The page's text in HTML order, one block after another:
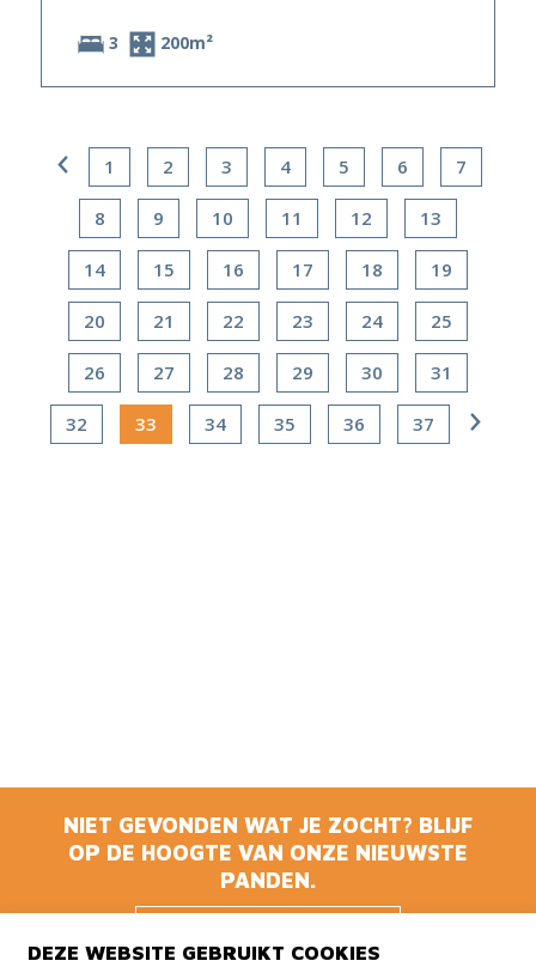
3 200m²
1 2 3 4 5 6 7
8 9 10 11 12 13
14 15 16 17 18 19
20 21 22 23 24 25
26 27 28 29 30 31
32 33 34 35 36 37
NIET GEVONDEN WAT JE ZOCHT? BLIJF
OP DE HOOGTE VAN ONZE NIEUWSTE
PANDEN.
HOOGTE
DEZE WEBSITE GEBRUIKT COOKIES